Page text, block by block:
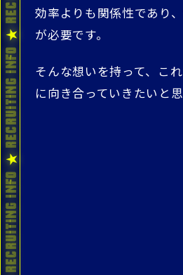
効率よりも関係性であり
が必要です。
そんな想いを持って、こ
に向き合っていきたいと思